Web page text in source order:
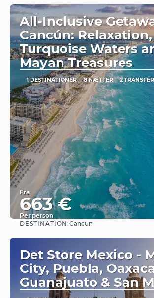
All-Inclusive
Cancún: Relaxation,
Turquoise Waters
Mayan Treasures
1 DESTINATIONER 8 NÆTTER 2
Fra
663 €
Per person
DESTINATION:Cancun
Det Store Mexico -
City, Puebla,
Guanajuato & San